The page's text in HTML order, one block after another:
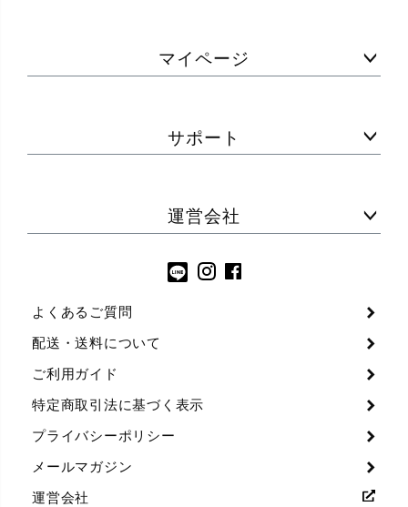
マイページ
サポート
運営会社
よくあるご質問
配送・送料について
ご利用ガイド
特定商取引法に基づく表示
プライバシーポリシー
メールマガジン
運営会社